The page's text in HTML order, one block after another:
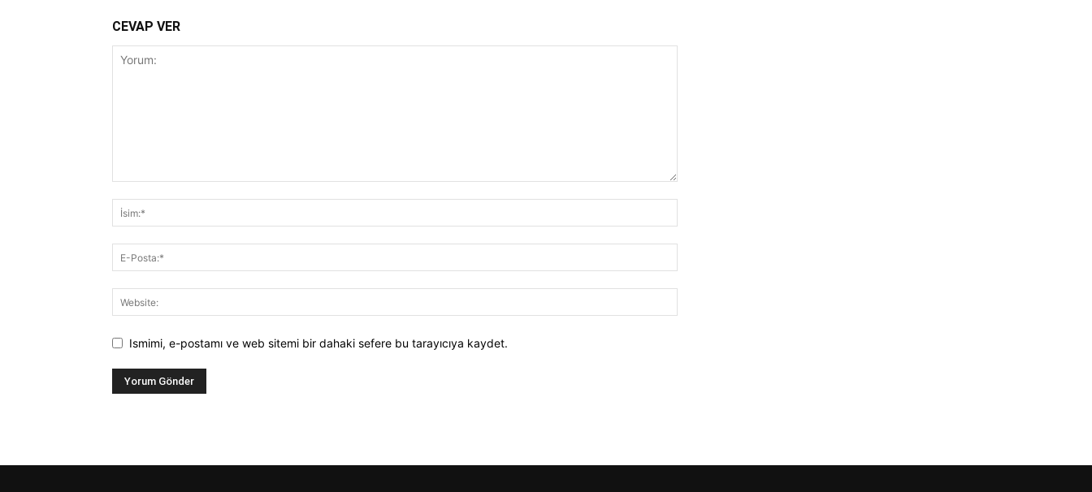
CEVAP VER
Ismimi, e-postamı ve web sitemi bir dahaki sefere bu tarayıcıya kaydet.